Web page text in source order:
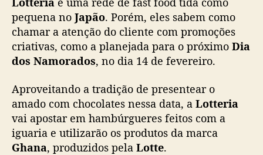
e
c
e
r
h
m
ú
r
g
pequena no Japão. Porém, eles sabem como
chamar a atenção do cliente com promoções
criativas, como a planejada para o próximo Dia
dos Namorados, no dia 14 de fevereiro.
Aproveitando a tradição de presentear o
amado com chocolates nessa data, a Lotteria
vai apostar em hambúrgueres feitos com a
iguaria e utilizarão os produtos da marca
Ghana, produzidos pela Lotte.